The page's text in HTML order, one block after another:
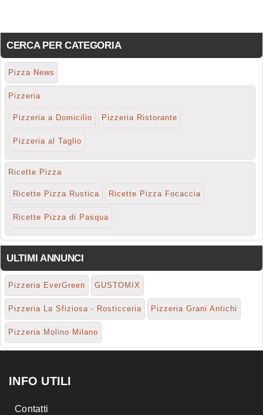
CERCA PER CATEGORIA
Pizza News
Pizzeria
Pizzeria a Domicilio Pizzeria Ristorante
Pizzeria al Taglio
Ricette Pizza
Ricette Pizza Rustica Ricette Pizza Focaccia
Ricette Pizza di Pasqua
ULTIMI ANNUNCI
Pizzeria EverGreen GUSTOMIX
Pizzeria La Sfiziosa - Rosticceria Pizzeria Grani Antichi
Pizzeria Molino Milano
INFO UTILI
Contatti